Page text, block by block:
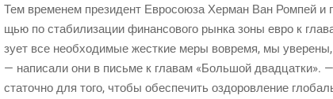
Тем вре­ме­нем пре­зи­дент Евро­со­ю­за Хер­ман Ван Ром­пей
щью по ста­би­ли­за­ции финан­со­во­го рын­ка зоны евро к
зу­ет все необ­хо­ди­мые жест­кие меры вовре­мя, мы
— напи­са­ли они в пись­ме к гла­вам «Боль­шой два­дцат­ки».
ста­точ­но для того, что­бы обес­пе­чить оздо­ров­ле­ние